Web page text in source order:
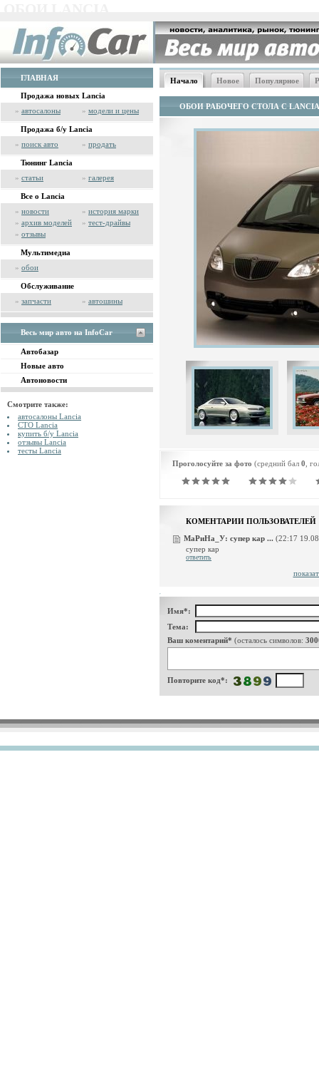
ГЛАВНАЯ
Продажа новых Lancia
» автосалоны » модели и цены
Продажа б/у Lancia
» поиск авто » продать
Тюнинг Lancia
» статьи » галерея
Все о Lancia
» новости » история марки
» архив моделей » тест-драйвы
» отзывы
Мультимедиа
» обои
Обслуживание
» запчасти » автошины
Весь мир авто на InfoCar
Автобазар
Новые авто
Автоновости
Смотрите также:
автосалоны Lancia
СТО Lancia
купить б/у Lancia
отзывы Lancia
тесты Lancia
Начало Новое Популярное
ОБОИ РАБОЧЕГО СТОЛА С LANCIA
Проголосуйте за фото (средний бал 0 ,
КОМЕНТАРИИ ПОЛЬЗОВАТЕЛЕЙ
МаРиНа_У: супер кар ... (22:17
супер кар
ответить
Имя*:
Тема:
Ваш коментарий* (осталось символов:
Повторите код*: